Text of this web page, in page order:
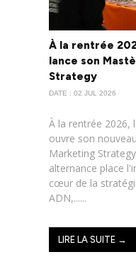
À la rentrée
lance son
Strategy
DATE : 02 JUL 2026
À la rentrée 2026,
ouvre son
Marketing
alternance place
cœur de la
ADN,......
LIRE LA SUITE →